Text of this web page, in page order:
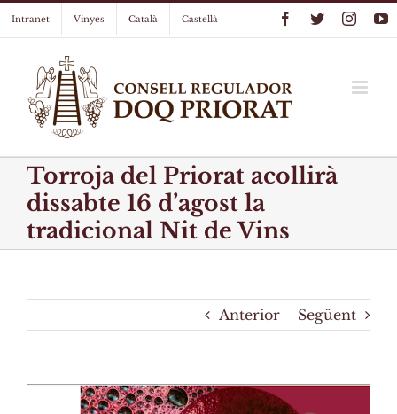
Intranet Vinyes Català Castellà Facebook
Twitter
Torroja del Priorat acollirà
dissabte 16 d’agost la
tradicional Nit de Vins
Anterior Següent